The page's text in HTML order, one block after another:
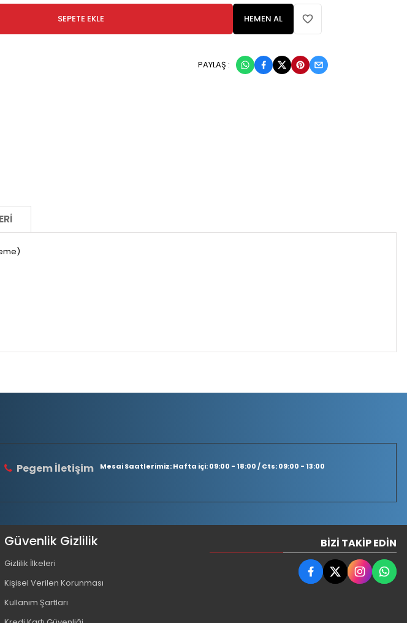
SEPETE EKLE HEMEN AL
PAYLAŞ :
Pegem İletişim Mesai Saatlerimiz: Hafta içi: 09:00 - 18:00 / Cts: 09:00 - 13:00
Güvenlik Gizlilik
Gizlilik İlkeleri
Kişisel Verilen Korunması
Kullanım Şartları
BIZI TAKIP EDIN